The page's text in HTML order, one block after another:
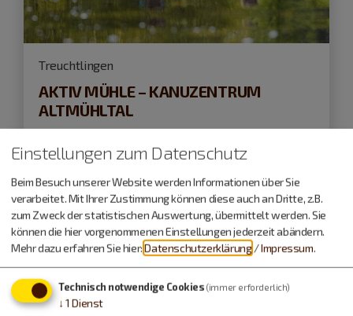
Treuchtlingen
AKTIV MÜHLE – KANUZENTRUM
ALTMÜHLTAL
geschlossen, öffnet um 8 Uhr
Einstellungen zum Datenschutz
Beim Besuch unserer Website werden Informationen über Sie
verarbeitet. Mit Ihrer Zustimmung können diese auch an Dritte, z.B.
zum Zweck der statistischen Auswertung, übermittelt werden. Sie
können die hier vorgenommenen Einstellungen jederzeit abändern.
Mehr dazu erfahren Sie hier:Datenschutzerklärung /Impressum.
Technisch notwendige Cookies (immer erforderlich)
↓ 1 Dienst